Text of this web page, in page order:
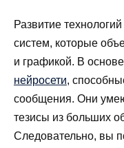
Развитие
систем, которые
и графикой. В
нейросети,
сообщения. Они
тезисы из больших
Следовательно, вы